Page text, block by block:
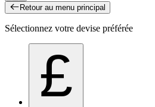
Retour au menu principal
Sélectionnez votre devise préférée
£